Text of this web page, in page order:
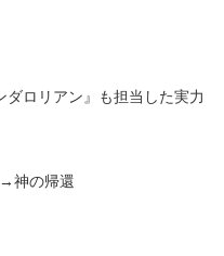
ロリアン』も担当した実力
→神の帰還